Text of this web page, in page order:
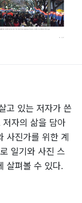
고 있는 저자가 쓴
자의 삶을 담아
사진가를 위한 계
일기와 사진 스
살펴볼 수 있다.